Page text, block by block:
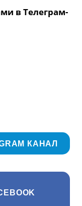
в Телеграм-
КАНАЛ